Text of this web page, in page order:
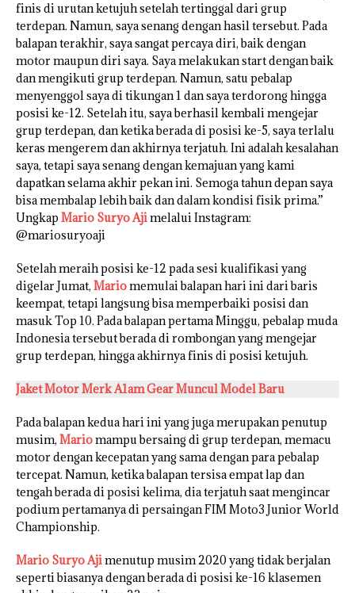
finis di urutan ketujuh setelah tertinggal dari grup
terdepan. Namun, saya senang dengan hasil tersebut. Pada
balapan terakhir, saya sangat percaya diri, baik dengan
motor maupun diri saya. Saya melakukan start dengan baik
dan mengikuti grup terdepan. Namun, satu pebalap
menyenggol saya di tikungan 1 dan saya terdorong hingga
posisi ke-12. Setelah itu, saya berhasil kembali mengejar
grup terdepan, dan ketika berada di posisi ke-5, saya terlalu
keras mengerem dan akhirnya terjatuh. Ini adalah kesalahan
saya, tetapi saya senang dengan kemajuan yang kami
dapatkan selama akhir pekan ini. Semoga tahun depan saya
bisa membalap lebih baik dan dalam kondisi fisik prima.”
Ungkap Mario Suryo Ajimelalui Instagram:
@mariosuryoaji
Setelah meraih posisi ke-12 pada sesi kualifikasi yang
digelar Jumat, Mariomemulai balapan hari ini dari baris
keempat, tetapi langsung bisa memperbaiki posisi dan
masuk Top 10. Pada balapan pertama Minggu, pebalap muda
Indonesia tersebut berada di rombongan yang mengejar
grup terdepan, hingga akhirnya finis di posisi ketujuh.
Jaket Motor Merk A1am Gear Muncul Model Baru
Pada balapan kedua hari ini yang juga merupakan penutup
musim, Mariomampu bersaing di grup terdepan, memacu
motor dengan kecepatan yang sama dengan para pebalap
tercepat. Namun, ketika balapan tersisa empat lap dan
tengah berada di posisi kelima, dia terjatuh saat mengincar
podium pertamanya di persaingan FIM Moto3 Junior World
Championship.
Mario Suryo Ajimenutup musim 2020 yang tidak berjalan
seperti biasanya dengan berada di posisi ke-16 klasemen